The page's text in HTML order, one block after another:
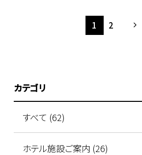
1 2
カテゴリ
すべて (62)
ホテル施設ご案内 (26)